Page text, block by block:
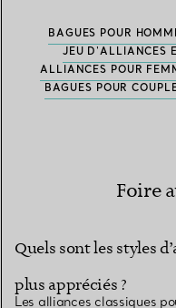
BAGUES POUR
JEU D'ALLIANCES
ALLIANCES POUR
BAGUES POUR
Foire
Quels sont les styles
plus appréciés ?
Les alliances classiques